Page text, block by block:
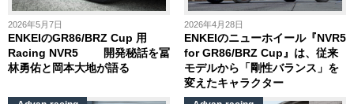
2026年5月7日
ENKEIのGR86/BRZ Cup 用
Racing NVR5 開発秘話を冨
林勇佑と岡本大地が語る
2026年4月28日
ENKEIのニューホイール『NVR5
for GR86/BRZ Cup』は、従来
モデルから「剛性バランス」を
変えたキャラクター